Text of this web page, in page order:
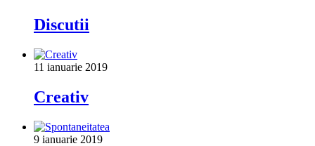
Discutii
11 ianuarie 2019
Creativ
9 ianuarie 2019